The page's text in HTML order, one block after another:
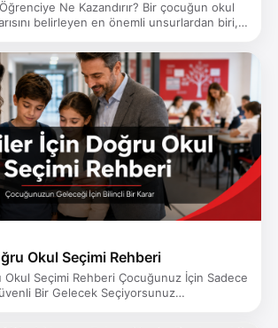
Ne Kazandırır? Bir çocuğun okul
belirleyen en önemli unsurlardan biri,…
Okul Seçimi Rehberi
Okul Seçimi Rehberi Çocuğunuz İçin Sadece
Bir Gelecek Seçiyorsunuz…